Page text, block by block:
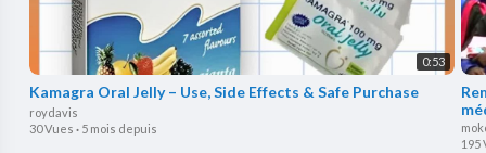
0:53
Kamagra Oral Jelly – Use, Side Effects & Safe Purchase
roydavis
30 Vues · 5 mois depuis
195